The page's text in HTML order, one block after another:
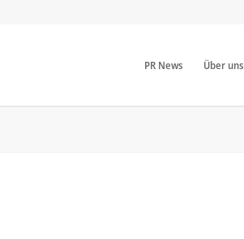
PR News Über uns